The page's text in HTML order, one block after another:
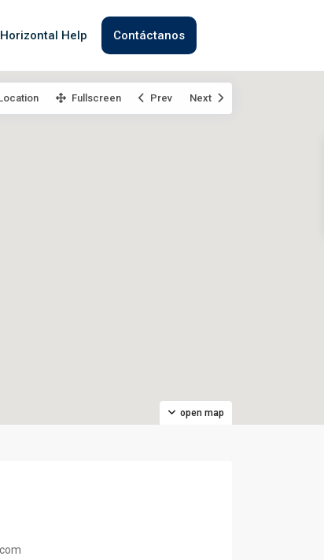
Horizontal Help Contáctanos
open map
Fullscreen Prev Next